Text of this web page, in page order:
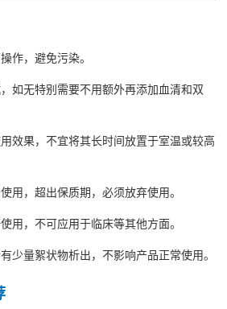
作，避免污染。
如无特别需要不用额外再添加血清和双
效果，不宜将其长时间放置于室温或较高
用，超出保质期，必须放弃使用。
用，不可应用于临床等其他方面。
少量絮状物析出，不影响产品正常使用。